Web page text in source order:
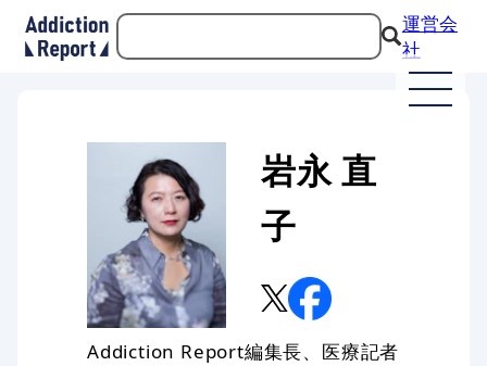
運営会
社
岩永 直
子
Addiction Report編集長、医療記者